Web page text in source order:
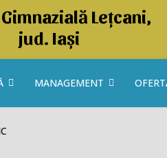
Lețcani,
jud. Iași
MANAGEMENT